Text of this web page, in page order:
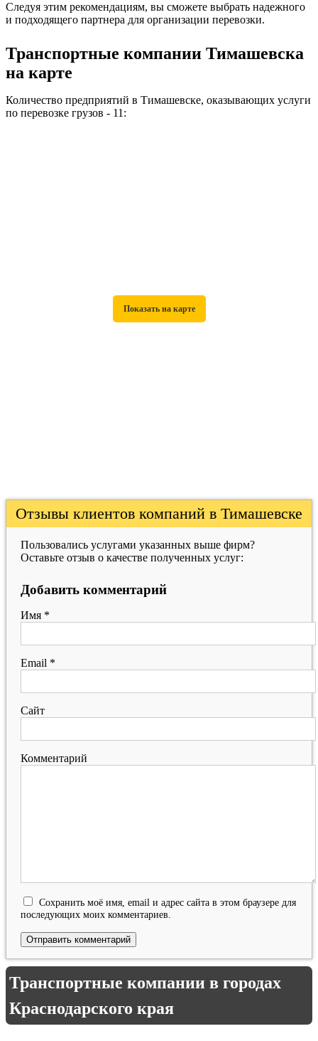
Следуя этим рекомендациям, вы сможете выбрать надежного
и подходящего партнера для организации перевозки.
Транспортные компании Тимашевска
на карте
Количество предприятий в Тимашевске, оказывающих услуги
по перевозке грузов - 11:
Отзывы клиентов компаний в Тимашевске
Пользовались услугами указанных выше фирм?
Оставьте отзыв о качестве полученных услуг:
Добавить комментарий
Имя *
Email *
Сайт
Комментарий
Сохранить моё имя, email и адрес сайта в этом браузере для
последующих моих комментариев.
Транспортные компании в городах
Краснодарского края